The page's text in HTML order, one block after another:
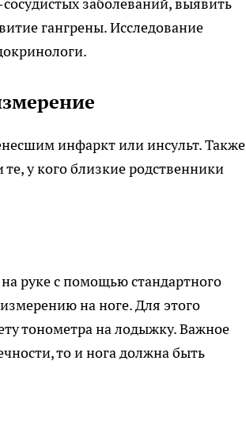
заболеваний, выявить
гангрены. Исследование
инфаркт или инсульт. Также
у кого близкие родственники
руке с помощью стандартного
на ноге. Для этого
тонометра на лодыжку. Важное
то и нога должна быть